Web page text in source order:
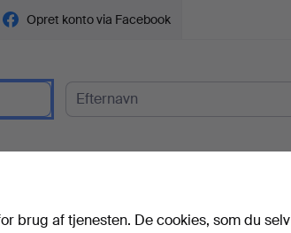
Opret konto via Facebook
brug af tjenesten. De cookies, som du selv